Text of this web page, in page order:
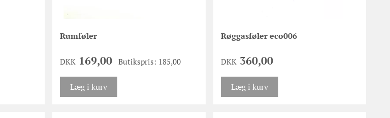
Rumføler
DKK 169,00Butikspris: 185,00
Læg i kurv
Røggasføler eco006
DKK360,00
Læg i kurv